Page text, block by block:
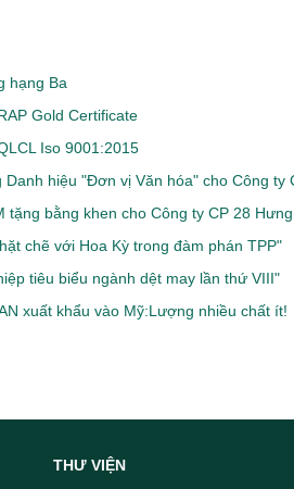
hạng Ba
Gold Certificate
Iso 9001:2015
Danh hiệu "Đơn vị Văn hóa" cho Công ty
tặng bằng khen cho Công ty CP 28
chẽ với Hoa Kỳ trong đàm phán TPP"
tiêu biểu ngành dệt may lần thứ VIII"
xuất khẩu vào Mỹ:Lượng nhiều chất ít!
THƯ VIỆN